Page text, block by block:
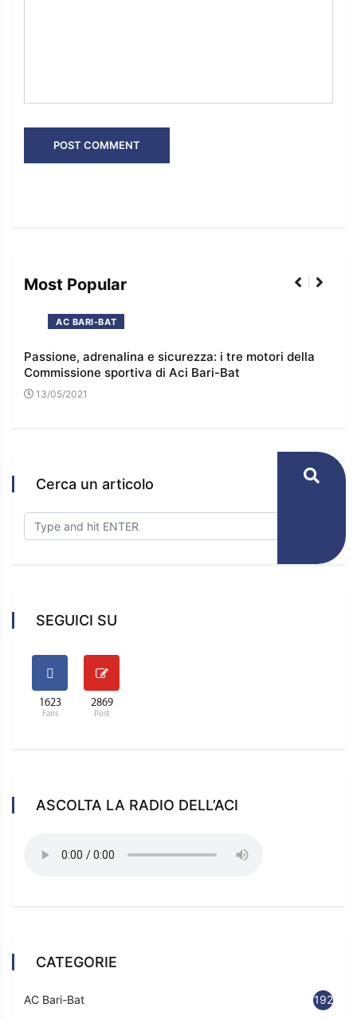
Most Popular
AC BARI-BAT
Passione, adrenalina e sicurezza: i tre motori della
Commissione sportiva di Aci Bari-Bat
13/05/2021
Cerca un articolo
SEGUICI SU
1623
Fans
2869
Post
ASCOLTA LA RADIO DELL’ACI
CATEGORIE
AC Bari-Bat 192